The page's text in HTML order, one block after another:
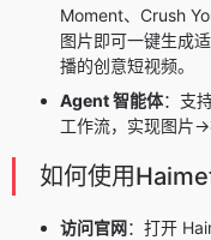
Moment、Crush
图片即可一键生成
播的创意短视频。
Agent 智能体：支
工作流，实现图片
如何使用
访问官网：打开